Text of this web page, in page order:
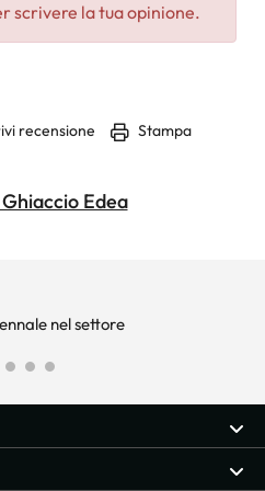
scrivere la tua opinione.
recensione Stampa
Edea
nel settore